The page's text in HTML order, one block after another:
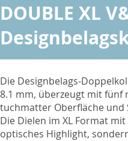
DOUBLE XL
Die Designbelags-
8.1 mm, überzeugt mit fünf
tuchmatter Oberfläche und
Die Dielen im XL Format
optisches Highlight,